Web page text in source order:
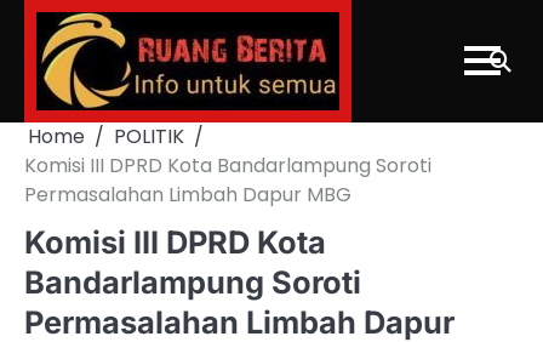
Skip
content
Home
POLITIK
Komisi III DPRD Kota Bandarlampung Soroti
Permasalahan Limbah Dapur MBG
Komisi III DPRD Kota
Bandarlampung Soroti
Permasalahan Limbah Dapur